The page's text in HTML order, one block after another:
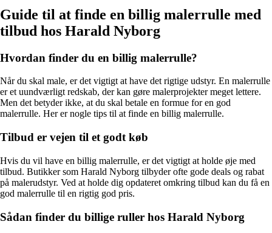
Guide til at finde en billig malerrulle med
tilbud hos Harald Nyborg
Hvordan finder du en billig malerrulle?
Når du skal male, er det vigtigt at have det rigtige udstyr. En malerrulle
er et uundværligt redskab, der kan gøre malerprojekter meget lettere.
Men det betyder ikke, at du skal betale en formue for en god
malerrulle. Her er nogle tips til at finde en billig malerrulle.
Tilbud er vejen til et godt køb
Hvis du vil have en billig malerrulle, er det vigtigt at holde øje med
tilbud. Butikker som Harald Nyborg tilbyder ofte gode deals og rabat
på malerudstyr. Ved at holde dig opdateret omkring tilbud kan du få en
god malerrulle til en rigtig god pris.
Sådan finder du billige ruller hos Harald Nyborg